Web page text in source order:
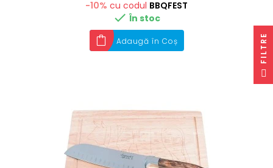
-10% cu codul BBQFEST
 În stoc
Adaugă în Coș E